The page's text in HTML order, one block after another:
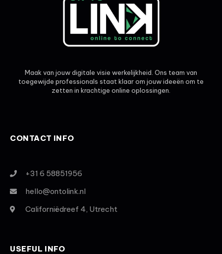
Maak van jouw digitale visie werkelijkheid. Ons team van
toegewijde professionals staat klaar om jouw ideeën om te
zetten in krachtige online oplossingen.
CONTACT INFO
+31 6 58851956
hello@ontolink.nl
Californiëdreef 4, Utrecht
USEFUL INFO